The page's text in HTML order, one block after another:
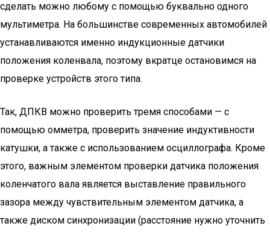
сделать можно любому с помощью буквально одного
мультиметра. На большинстве современных автомобилей
устанавливаются именно индукционные датчики
положения коленвала, поэтому вкратце остановимся на
проверке устройств этого типа.
Так, ДПКВ можно проверить тремя способами — с
помощью омметра, проверить значение индуктивности
катушки, а также с использованием осциллографа. Кроме
этого, важным элементом проверки датчика положения
коленчатого вала является выставление правильного
зазора между чувствительным элементом датчика, а
также диском синхронизации (расстояние нужно уточнить